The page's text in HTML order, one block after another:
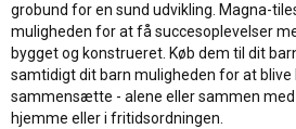
grobund for en sund udvikling. Magna-
muligheden for at få succesoplevelser
bygget og konstrueret. Køb dem til dit
samtidigt dit barn muligheden for at blive
sammensætte - alene eller sammen
hjemme eller i fritidsordningen.